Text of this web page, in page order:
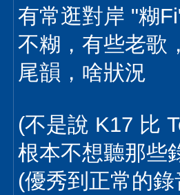
有常逛對岸 "糊
不糊，有些老歌
尾韻，啥狀況
(不是說 K17 比
根本不想聽那些
(優秀到正常的